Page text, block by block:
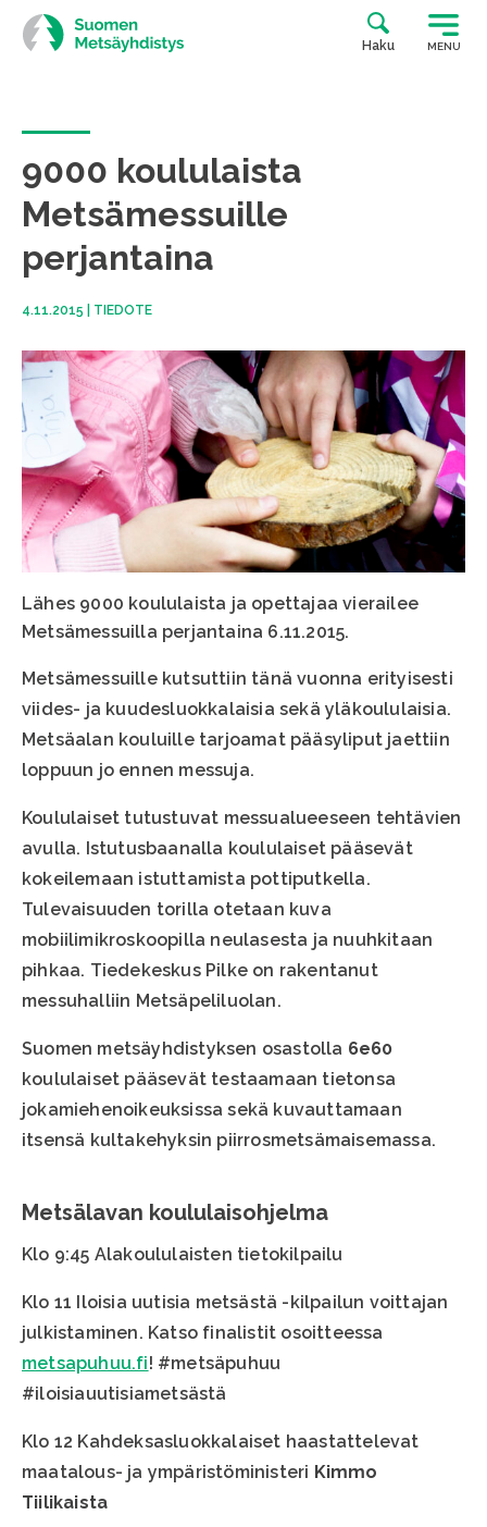
Siirry
suoraan
sisältöön
Haku MENU
9000 koululaista
Metsämessuille
perjantaina
4.11.2015 TIEDOTE
Lähes 9000 koululaista ja opettajaa vierailee
Metsämessuilla perjantaina 6.11.2015.
Metsämessuille kutsuttiin tänä vuonna erityisesti
viides- ja kuudesluokkalaisia sekä yläkoululaisia.
Metsäalan kouluille tarjoamat pääsyliput jaettiin
loppuun jo ennen messuja.
Koululaiset tutustuvat messualueeseen tehtävien
avulla. Istutusbaanalla koululaiset pääsevät
kokeilemaan istuttamista pottiputkella.
Tulevaisuuden torilla otetaan kuva
mobiilimikroskoopilla neulasesta ja nuuhkitaan
pihkaa. Tiedekeskus Pilke on rakentanut
messuhalliin Metsäpeliluolan.
Suomen metsäyhdistyksen osastolla 6e60
koululaiset pääsevät testaamaan tietonsa
jokamiehenoikeuksissa sekä kuvauttamaan
itsensä kultakehyksin piirrosmetsämaisemassa.
Metsälavan koululaisohjelma
Klo 9:45 Alakoululaisten tietokilpailu
Klo 11 Iloisia uutisia metsästä -kilpailun voittajan
julkistaminen. Katso finalistit osoitteessa
metsapuhuu.fi! #metsäpuhuu
#‎iloisiauutisiametsästä
Klo 12 Kahdeksasluokkalaiset haastattelevat
maatalous- ja ympäristöministeri Kimmo
Tiilikaista